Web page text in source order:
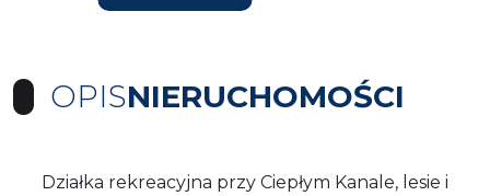
OPISNIERUCHOMOŚCI
Działka rekreacyjna przy Ciepłym Kanale, lesie i